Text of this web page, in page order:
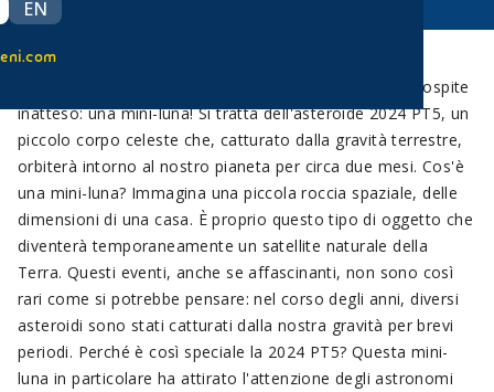
EN
eni.com
A breve, il nostro cielo notturno sarà arricchito da un ospite
inatteso: una mini-luna! Si tratta dell'asteroide 2024 PT5, un
piccolo corpo celeste che, catturato dalla gravità terrestre,
orbiterà intorno al nostro pianeta per circa due mesi. Cos'è
una mini-luna? Immagina una piccola roccia spaziale, delle
dimensioni di una casa. È proprio questo tipo di oggetto che
diventerà temporaneamente un satellite naturale della
Terra. Questi eventi, anche se affascinanti, non sono così
rari come si potrebbe pensare: nel corso degli anni, diversi
asteroidi sono stati catturati dalla nostra gravità per brevi
periodi. Perché è così speciale la 2024 PT5? Questa mini-
luna in particolare ha attirato l'attenzione degli astronomi